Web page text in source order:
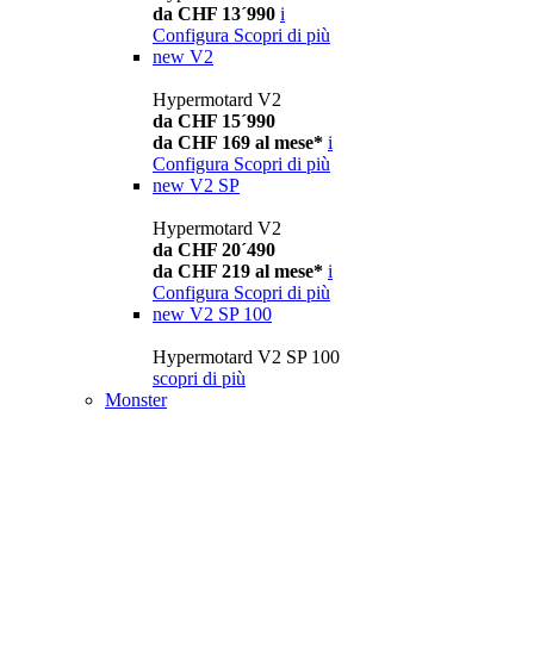
da CHF 13´990 i
Configura Scopri di più
new V2
Hypermotard V2
da CHF 15´990
da CHF 169 al mese* i
Configura Scopri di più
new V2 SP
Hypermotard V2
da CHF 20´490
da CHF 219 al mese* i
Configura Scopri di più
new V2 SP 100
Hypermotard V2 SP 100
scopri di più
Monster